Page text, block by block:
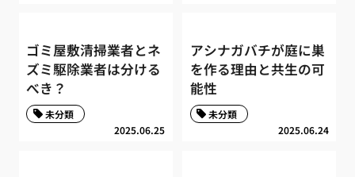
ゴミ屋敷清掃業者とネ
ズミ駆除業者は分ける
べき？
2025.06.25
未分類
アシナガバチが庭に巣
を作る理由と共生の可
能性
2025.06.24
未分類